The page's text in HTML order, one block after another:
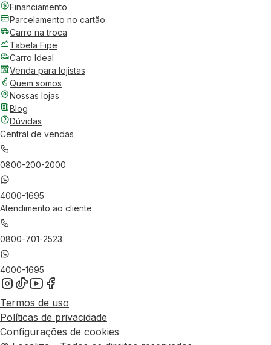
Financiamento
Parcelamento no cartão
Carro na troca
Tabela Fipe
Carro Ideal
Venda para lojistas
Quem somos
Nossas lojas
Blog
Dúvidas
Central de vendas
0800-200-2000
4000-1695
Atendimento ao cliente
0800-701-2523
4000-1695
Termos de uso
Políticas de privacidade
Configurações de cookies